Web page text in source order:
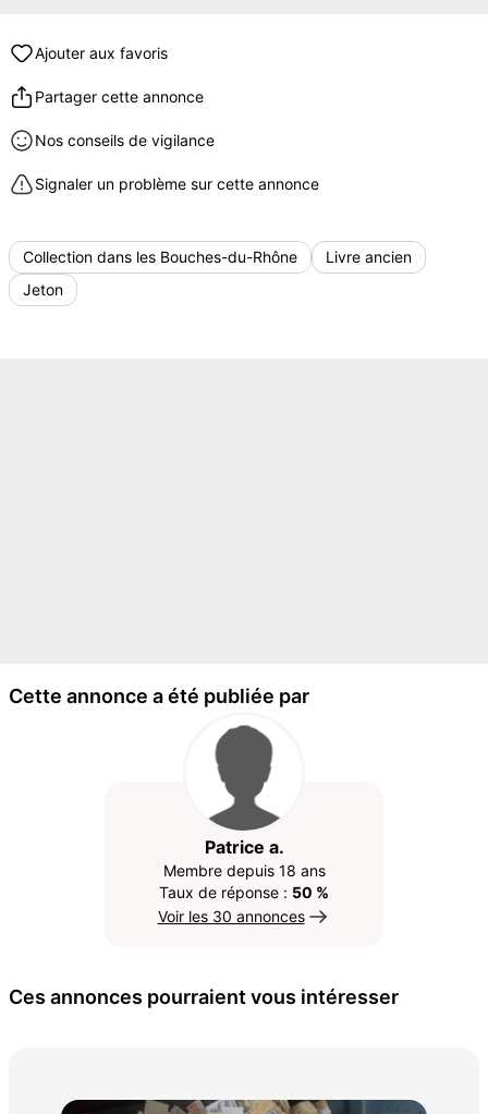
Ajouter aux favoris
Partager cette annonce
Nos conseils de vigilance
Signaler un problème sur cette annonce
Collection dans les Bouches-du-Rhône
Livre ancien
Jeton
Cette annonce a été publiée par
Patrice a.
Membre depuis 18 ans
Taux de réponse : 50 %
Voir les 30 annonces
Ces annonces pourraient vous intéresser